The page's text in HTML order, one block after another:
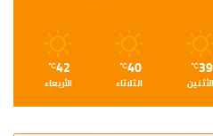
39
℃
الأثنين
40
℃
الثلاثاء
42
℃
الأربعاء